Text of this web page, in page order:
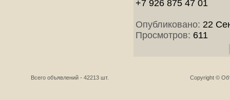
+7 926 875 47 01
Опубликовано: 22
Просмотров: 611
Всего объявлений - 42213 шт. Copyright ©